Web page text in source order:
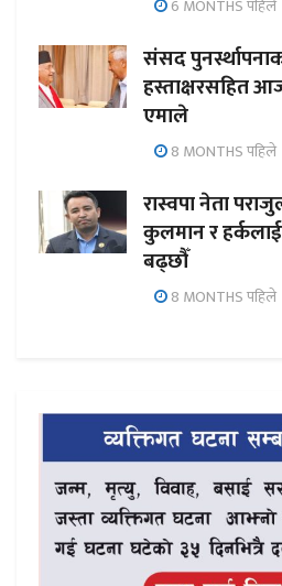
6 MONTHS पहिले
संसद
हस्ताक्षरसहित
एमाले
8 MONTHS पहिले
रास्वपा नेता
कुलमान र
बढ्छौँ
8 MONTHS पहिले